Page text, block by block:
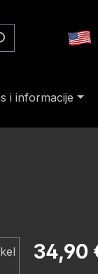
i informacije
Redovna
34,90